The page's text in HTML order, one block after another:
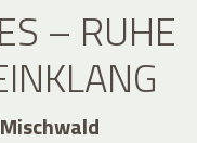
– RUHE
Mischwald